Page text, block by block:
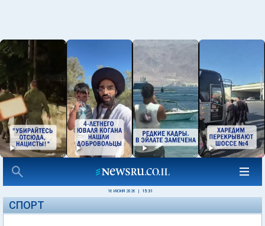
16 ИЮНЯ 2026 15:31
СПОРТ